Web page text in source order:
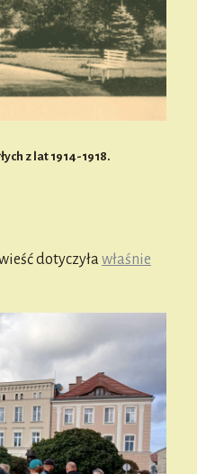
z lat 1914-1918.
dotyczyławłaśnie